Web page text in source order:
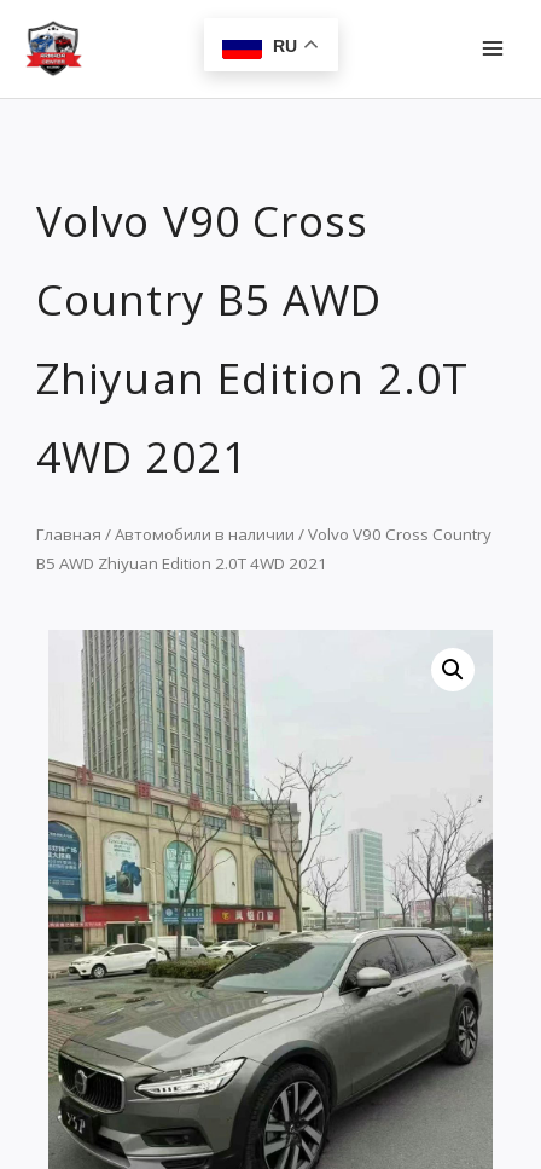
Перейти
содержимому
RU
Volvo V90 Cross
Country B5 AWD
Zhiyuan Edition 2.0T
4WD 2021
Главная /Автомобили в наличии / Volvo V90 Cross Country
B5 AWD Zhiyuan Edition 2.0T 4WD 2021